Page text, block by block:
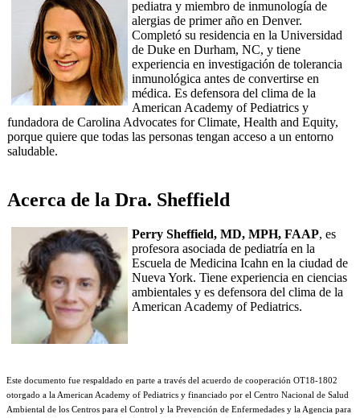
pediatra y miembro de inmunología de
alergias de primer año en Denver.
Completó su residencia en la Universidad
de Duke en Durham, NC, y tiene
experiencia en investigación de tolerancia
inmunológica antes de convertirse en
médica. Es defensora del clima de la
American Academy of Pediatrics y
fundadora de Carolina Advocates for Climate, Health and Equity,
porque quiere que todas las personas tengan acceso a un entorno
saludable.
Acerca de la Dra. Sheffield
Perry Sheffield, MD, MPH, FAAP, es
profesora asociada de pediatría en la
Escuela de Medicina Icahn en la ciudad de
Nueva York. Tiene experiencia en ciencias
ambientales y es defensora del clima de la
American Academy of Pediatrics.
Este documento fue respaldado en parte a través del acuerdo de cooperación OT18-1802
otorgado a la American Academy of Pediatrics y financiado por el Centro Nacional de Salud
Ambiental de los Centros para el Control y la Prevención de Enfermedades y la Agencia para